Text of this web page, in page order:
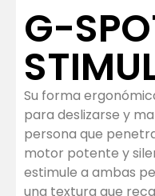
G-
Su forma
para deslizarse y
persona que
motor potente y
estimule a ambas
una textura que